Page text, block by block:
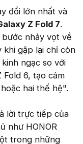
đổi lớn nhất và
Z Fold 7.
nhảy vọt về
khi gập lại chỉ còn
ngạc so với
Fold 6, tạo cảm
hai thế hệ".
lời trực tiếp của
như HONOR
trong những